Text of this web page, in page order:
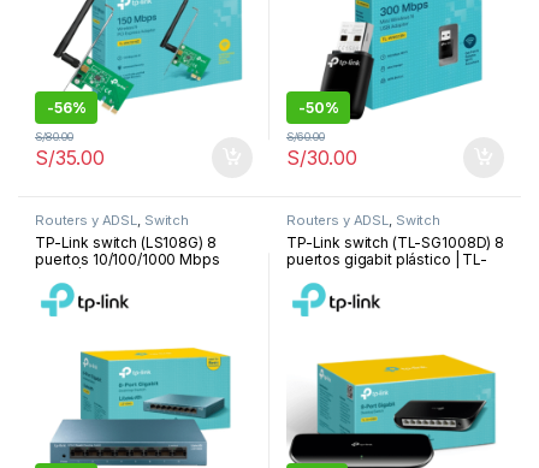
-56%
S/35.00
S/80.00
-50%
S/30.00
S/60.00
Routers y ADSL, Switch
TP-Link switch (LS108G) 8
puertos 10/100/1000 Mbps
Routers y ADSL, Switch
TP-Link switch (TL-SG1008D) 8
puertos gigabit plástico | TL-